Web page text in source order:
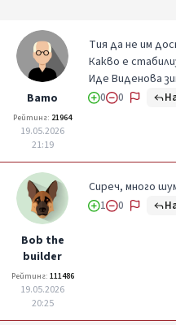
Вато
Рейтинг: 21964
19.05.2026
21:19
Тия да не им
Какво е
Иде Виденова
0 0
Bob the
builder
Рейтинг: 111486
19.05.2026
20:25
Сиреч, много
1 0